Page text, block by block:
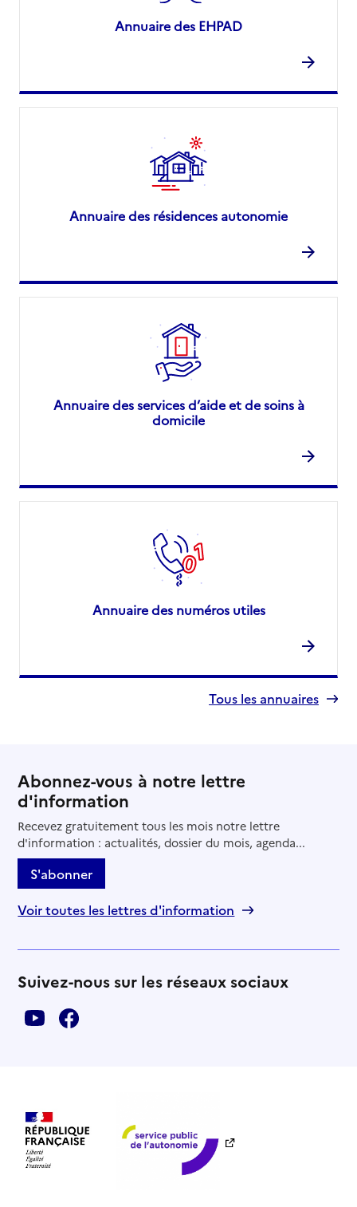
Annuaire des EHPAD
Annuaire des résidences autonomie
Annuaire des services d’aide et de soins à
domicile
Annuaire des numéros utiles
Tous les annuaires
Abonnez-vous à notre lettre
d'information
Recevez gratuitement tous les mois notre lettre
d'information : actualités, dossier du mois, agenda...
S'abonner
Voir toutes les lettres d'information
Suivez-nous sur les réseaux sociaux